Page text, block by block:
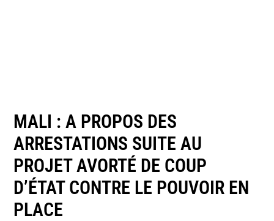
MALI : A PROPOS DES
ARRESTATIONS SUITE AU
PROJET AVORTÉ DE COUP
D’ÉTAT CONTRE LE POUVOIR EN
PLACE